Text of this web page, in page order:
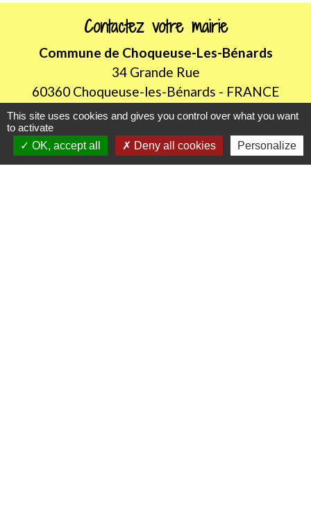
Contactez votre mairie
Commune de Choqueuse-Les-Bénards
34 Grande Rue
60360 Choqueuse-les-Bénards - FRANCE
+33 3 44 46 52 08
Contact par formulaire
This site uses cookies and gives you control over what you want
to activate
OK, accept all
Deny all cookies Personalize